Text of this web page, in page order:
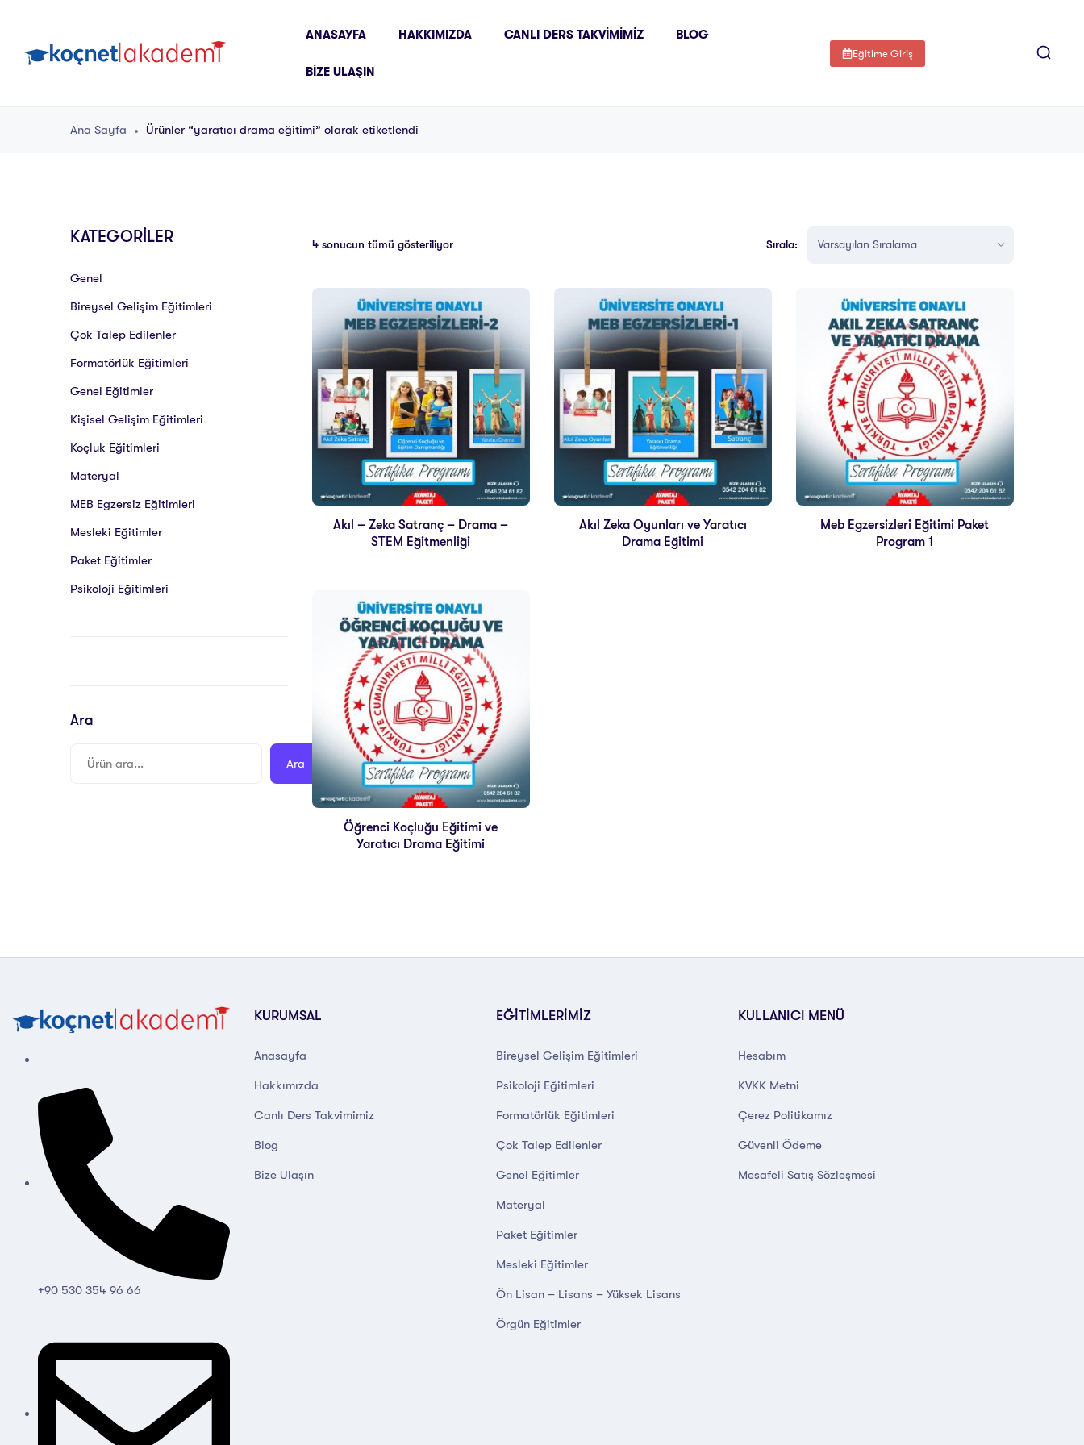
ANASAYFA HAKKIMIZDA CANLI DERS TAKVIMIMIZ BLOG
BIZE ULAŞIN
Eğitime Giriş
Ana Sayfa Ürünler “yaratıcı drama eğitimi” olarak etiketlendi
KATEGORİLER
Genel
Bireysel Gelişim Eğitimleri
Çok Talep Edilenler
Formatörlük Eğitimleri
Genel Eğitimler
Kişisel Gelişim Eğitimleri
Koçluk Eğitimleri
Materyal
MEB Egzersiz Eğitimleri
Mesleki Eğitimler
Paket Eğitimler
Psikoloji Eğitimleri
Ara
Ara
4 sonucun tümü gösteriliyor Sırala:
Akıl – Zeka Satranç – Drama –
STEM Eğitmenliği
Akıl Zeka Oyunları ve Yaratıcı
Drama Eğitimi
Meb Egzersizleri Eğitimi Paket
Program 1
Öğrenci Koçluğu Eğitimi ve
Yaratıcı Drama Eğitimi
+90 530 354 96 66
KURUMSAL
Anasayfa
Hakkımızda
Canlı Ders Takvimimiz
Blog
Bize Ulaşın
EĞİTİMLERİMİZ
Bireysel Gelişim Eğitimleri
Psikoloji Eğitimleri
Formatörlük Eğitimleri
Çok Talep Edilenler
Genel Eğitimler
Materyal
Paket Eğitimler
Mesleki Eğitimler
Ön Lisan – Lisans – Yüksek Lisans
Örgün Eğitimler
KULLANICI MENÜ
Hesabım
KVKK Metni
Çerez Politikamız
Güvenli Ödeme
Mesafeli Satış Sözleşmesi